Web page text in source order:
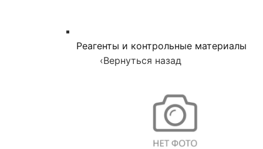
Реагенты и контрольные материалы
‹Вернуться назад